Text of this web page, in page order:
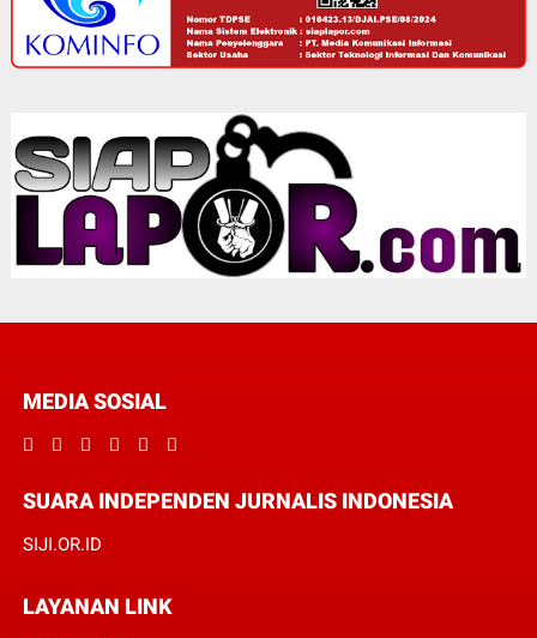
MEDIA SOSIAL
SUARA INDEPENDEN JURNALIS INDONESIA
SIJI.OR.ID
LAYANAN LINK